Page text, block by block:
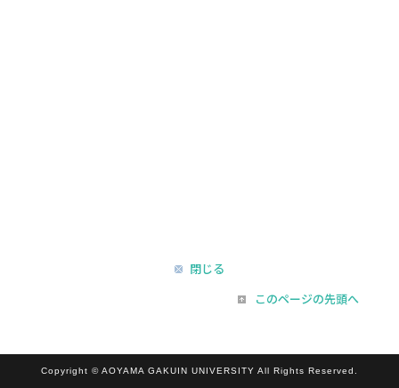
閉じる
このページの先頭へ
Copyright © AOYAMA GAKUIN UNIVERSITY All Rights Reserved.